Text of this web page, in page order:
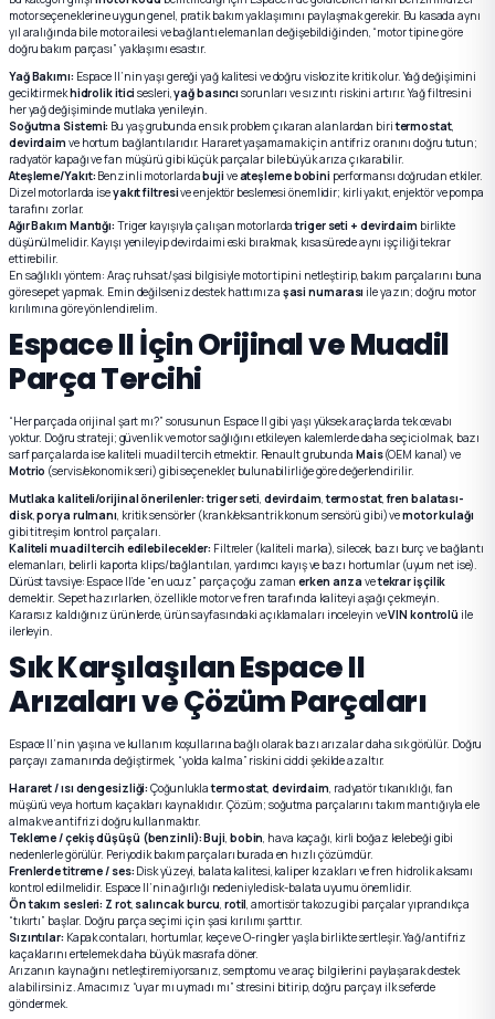
motor seçeneklerine uygun genel, pratik bakım yaklaşımını paylaşmak gerekir. Bu kasada aynı
yıl aralığında bile motor ailesi ve bağlantı elemanları değişebildiğinden, “motor tipine göre
doğru bakım parçası” yaklaşımı esastır.
Yağ Bakımı: Espace II’nin yaşı gereği yağ kalitesi ve doğru viskozite kritik olur. Yağ değişimini
geciktirmekhidrolik itici sesleri,yağ basıncı sorunları ve sızıntı riskini artırır. Yağ filtresini
her yağ değişiminde mutlaka yenileyin.
Soğutma Sistemi: Bu yaş grubunda en sık problem çıkaran alanlardan biritermostat,
devirdaim ve hortum bağlantılarıdır. Hararet yaşamamak için antifriz oranını doğru tutun;
radyatör kapağı ve fan müşürü gibi küçük parçalar bile büyük arıza çıkarabilir.
Ateşleme/Yakıt: Benzinli motorlardabuji veateşleme bobini performansı doğrudan etkiler.
Dizel motorlarda iseyakıt filtresive enjektör beslemesi önemlidir; kirli yakıt, enjektör ve pompa
tarafını zorlar.
Ağır Bakım Mantığı: Triger kayışıyla çalışan motorlardatriger seti + devirdaim birlikte
düşünülmelidir. Kayışı yenileyip devirdaimi eski bırakmak, kısa sürede aynı işçiliği tekrar
ettirebilir.
En sağlıklı yöntem: Araç ruhsat/şasi bilgisiyle motor tipini netleştirip, bakım parçalarını buna
göre sepet yapmak. Emin değilseniz destek hattımıza şasi numarası ile yazın; doğru motor
kırılımına göre yönlendirelim.
Espace II İçin Orijinal ve Muadil
Parça Tercihi
“Her parçada orijinal şart mı?” sorusunun Espace II gibi yaşı yüksek araçlarda tek cevabı
yoktur. Doğru strateji; güvenlik ve motor sağlığını etkileyen kalemlerde daha seçici olmak, bazı
sarf parçalarda ise kaliteli muadil tercih etmektir. Renault grubunda Mais(OEM kanal) ve
Motrio (servis/ekonomik seri) gibi seçenekler, bulunabilirliğe göre değerlendirilir.
Mutlaka kaliteli/orijinal önerilenler: triger seti, devirdaim,termostat,fren balatası-
disk,porya rulmanı, kritik sensörler (krank/eksantrik konum sensörü gibi) vemotor kulağı
gibi titreşim kontrol parçaları.
Kaliteli muadil tercih edilebilecekler: Filtreler (kaliteli marka), silecek, bazı burç ve bağlantı
elemanları, belirli kaporta klips/bağlantıları, yardımcı kayış ve bazı hortumlar (uyum net ise).
Dürüst tavsiye: Espace II’de “en ucuz” parça çoğu zamanerken arıza vetekrar işçilik
demektir. Sepet hazırlarken, özellikle motor ve fren tarafında kaliteyi aşağı çekmeyin.
Kararsız kaldığınız ürünlerde, ürün sayfasındaki açıklamaları inceleyin veVIN kontrolü ile
ilerleyin.
Sık Karşılaşılan Espace II
Arızaları ve Çözüm Parçaları
Espace II’nin yaşına ve kullanım koşullarına bağlı olarak bazı arızalar daha sık görülür. Doğru
parçayı zamanında değiştirmek, “yolda kalma” riskini ciddi şekilde azaltır.
Hararet / ısı dengesizliği: Çoğunluklatermostat, devirdaim, radyatör tıkanıklığı, fan
müşürü veya hortum kaçakları kaynaklıdır. Çözüm; soğutma parçalarını takım mantığıyla ele
almak ve antifrizi doğru kullanmaktır.
Tekleme / çekiş düşüşü (benzinli):Buji, bobin, hava kaçağı, kirli boğaz kelebeği gibi
nedenlerle görülür. Periyodik bakım parçaları burada en hızlı çözümdür.
Frenlerde titreme / ses: Disk yüzeyi, balata kalitesi, kaliper kızakları ve fren hidrolik aksamı
kontrol edilmelidir. Espace II’nin ağırlığı nedeniyle disk-balata uyumu önemlidir.
Ön takım sesleri: Z rot, salıncak burcu, rotil, amortisör takozu gibi parçalar yıprandıkça
“tıkırtı” başlar. Doğru parça seçimi için şasi kırılımı şarttır.
Sızıntılar: Kapak contaları, hortumlar, keçe ve O-ringler yaşla birlikte sertleşir. Yağ/antifriz
kaçaklarını ertelemek daha büyük masrafa döner.
Arızanın kaynağını netleştiremiyorsanız, semptomu ve araç bilgilerini paylaşarak destek
alabilirsiniz. Amacımız “uyar mı uymadı mı” stresini bitirip, doğru parçayı ilk seferde
göndermek.